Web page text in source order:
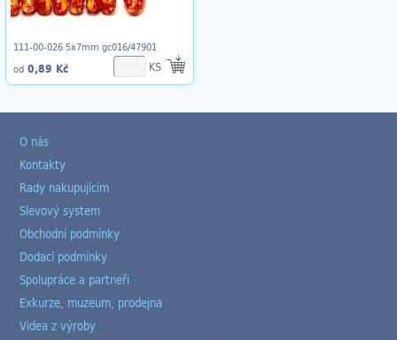
111-00-026 5x7mm gc016/47901
od 0,89 Kč KS
O nás
Kontakty
Rady nakupujícím
Slevový system
Obchodní podmínky
Dodací podmínky
Spolupráce a partneři
Exkurze, muzeum, prodejna
Videa z výroby